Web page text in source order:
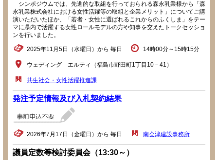
シンポジウムでは、先進的な取組を行っておられる森永乳業様から「森
永乳業株式会社における女性活躍等の取組と企業メリット」についてご講
演いただいたほか、「若者・女性に選ばれるこれからのふくしま」をテー
マに県内で活躍する女性ロールモデルの方や知事を交えたトークセッショ
ンを行いました。
2025年11月5日（水曜日）から 毎日 14時00分～15時15分
ウェディング エルティ（福島市野田町1丁目10－41）
共生社会・女性活躍推進課
発注予定情報及び入札契約結果
2026年7月17日（金曜日）から 毎日 南会津建設事務所
議員定数等検討委員会（13:30～）